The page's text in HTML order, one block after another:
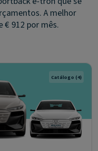
A melhor
912 por mês.
Catálogo (4)